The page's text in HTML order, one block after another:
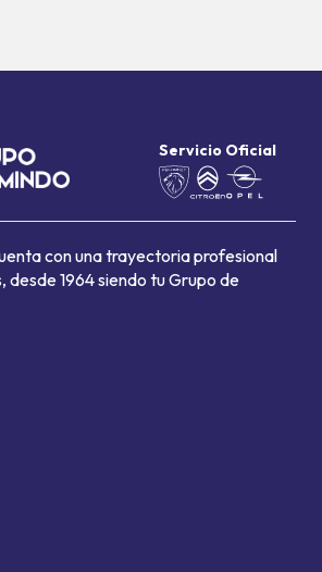
Servicio Oficial
con una trayectoria profesional
desde 1964 siendo tu Grupo de